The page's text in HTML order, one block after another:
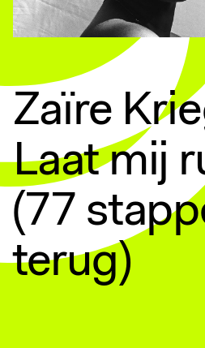
Zaïre
Laat mij
(77
terug)